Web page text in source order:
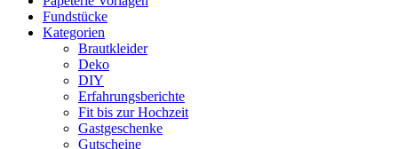
Fundstücke
Kategorien
Brautkleider
Deko
DIY
Erfahrungsberichte
Fit bis zur Hochzeit
Gastgeschenke
Gutscheine